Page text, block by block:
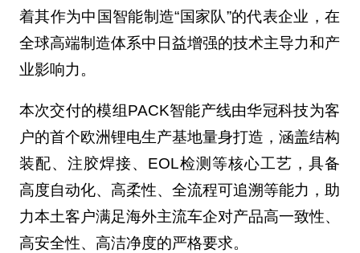
着其作为中国智能制造“国家队”的代表企业，在
全球高端制造体系中日益增强的技术主导力和产
业影响力。
本次交付的模组PACK智能产线由华冠科技为客
户的首个欧洲锂电生产基地量身打造，涵盖结构
装配、注胶焊接、EOL检测等核心工艺，具备
高度自动化、高柔性、全流程可追溯等能力，助
力本土客户满足海外主流车企对产品高一致性、
高安全性、高洁净度的严格要求。